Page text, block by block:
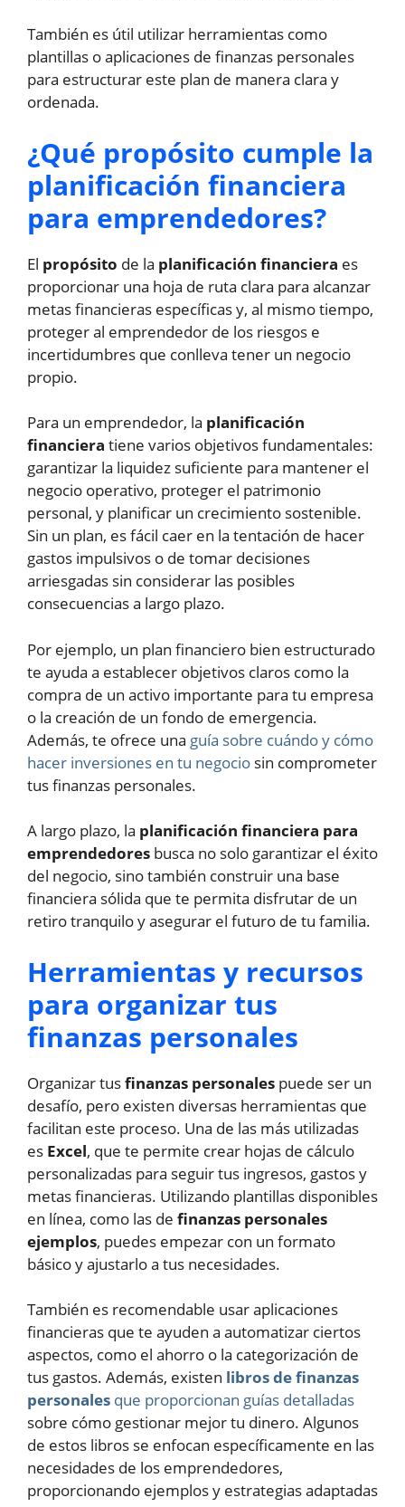
También es útil utilizar herramientas como
plantillas o aplicaciones de finanzas personales
para estructurar este plan de manera clara y
ordenada.
¿Qué propósito cumple la
planificación financiera
para emprendedores?
El propósito de la planificación financiera es
proporcionar una hoja de ruta clara para alcanzar
metas financieras específicas y, al mismo tiempo,
proteger al emprendedor de los riesgos e
incertidumbres que conlleva tener un negocio
propio.
Para un emprendedor, la planificación
financiera tiene varios objetivos fundamentales:
garantizar la liquidez suficiente para mantener el
negocio operativo, proteger el patrimonio
personal, y planificar un crecimiento sostenible.
Sin un plan, es fácil caer en la tentación de hacer
gastos impulsivos o de tomar decisiones
arriesgadas sin considerar las posibles
consecuencias a largo plazo.
Por ejemplo, un plan financiero bien estructurado
te ayuda a establecer objetivos claros como la
compra de un activo importante para tu empresa
o la creación de un fondo de emergencia.
Además, te ofrece una guía sobre cuándo y cómo
hacer inversiones en tu negocio sin comprometer
tus finanzas personales.
A largo plazo, la planificación financiera para
emprendedores busca no solo garantizar el éxito
del negocio, sino también construir una base
financiera sólida que te permita disfrutar de un
retiro tranquilo y asegurar el futuro de tu familia.
Herramientas y recursos
para organizar tus
finanzas personales
Organizar tusfinanzas personales puede ser un
desafío, pero existen diversas herramientas que
facilitan este proceso. Una de las más utilizadas
es Excel, que te permite crear hojas de cálculo
personalizadas para seguir tus ingresos, gastos y
metas financieras. Utilizando plantillas disponibles
en línea, como las de finanzas personales
ejemplos, puedes empezar con un formato
básico y ajustarlo a tus necesidades.
También es recomendable usar aplicaciones
financieras que te ayuden a automatizar ciertos
aspectos, como el ahorro o la categorización de
tus gastos. Además, existen libros de finanzas
personales que proporcionan guías detalladas
sobre cómo gestionar mejor tu dinero. Algunos
de estos libros se enfocan específicamente en las
necesidades de los emprendedores,
proporcionando ejemplos y estrategias adaptadas